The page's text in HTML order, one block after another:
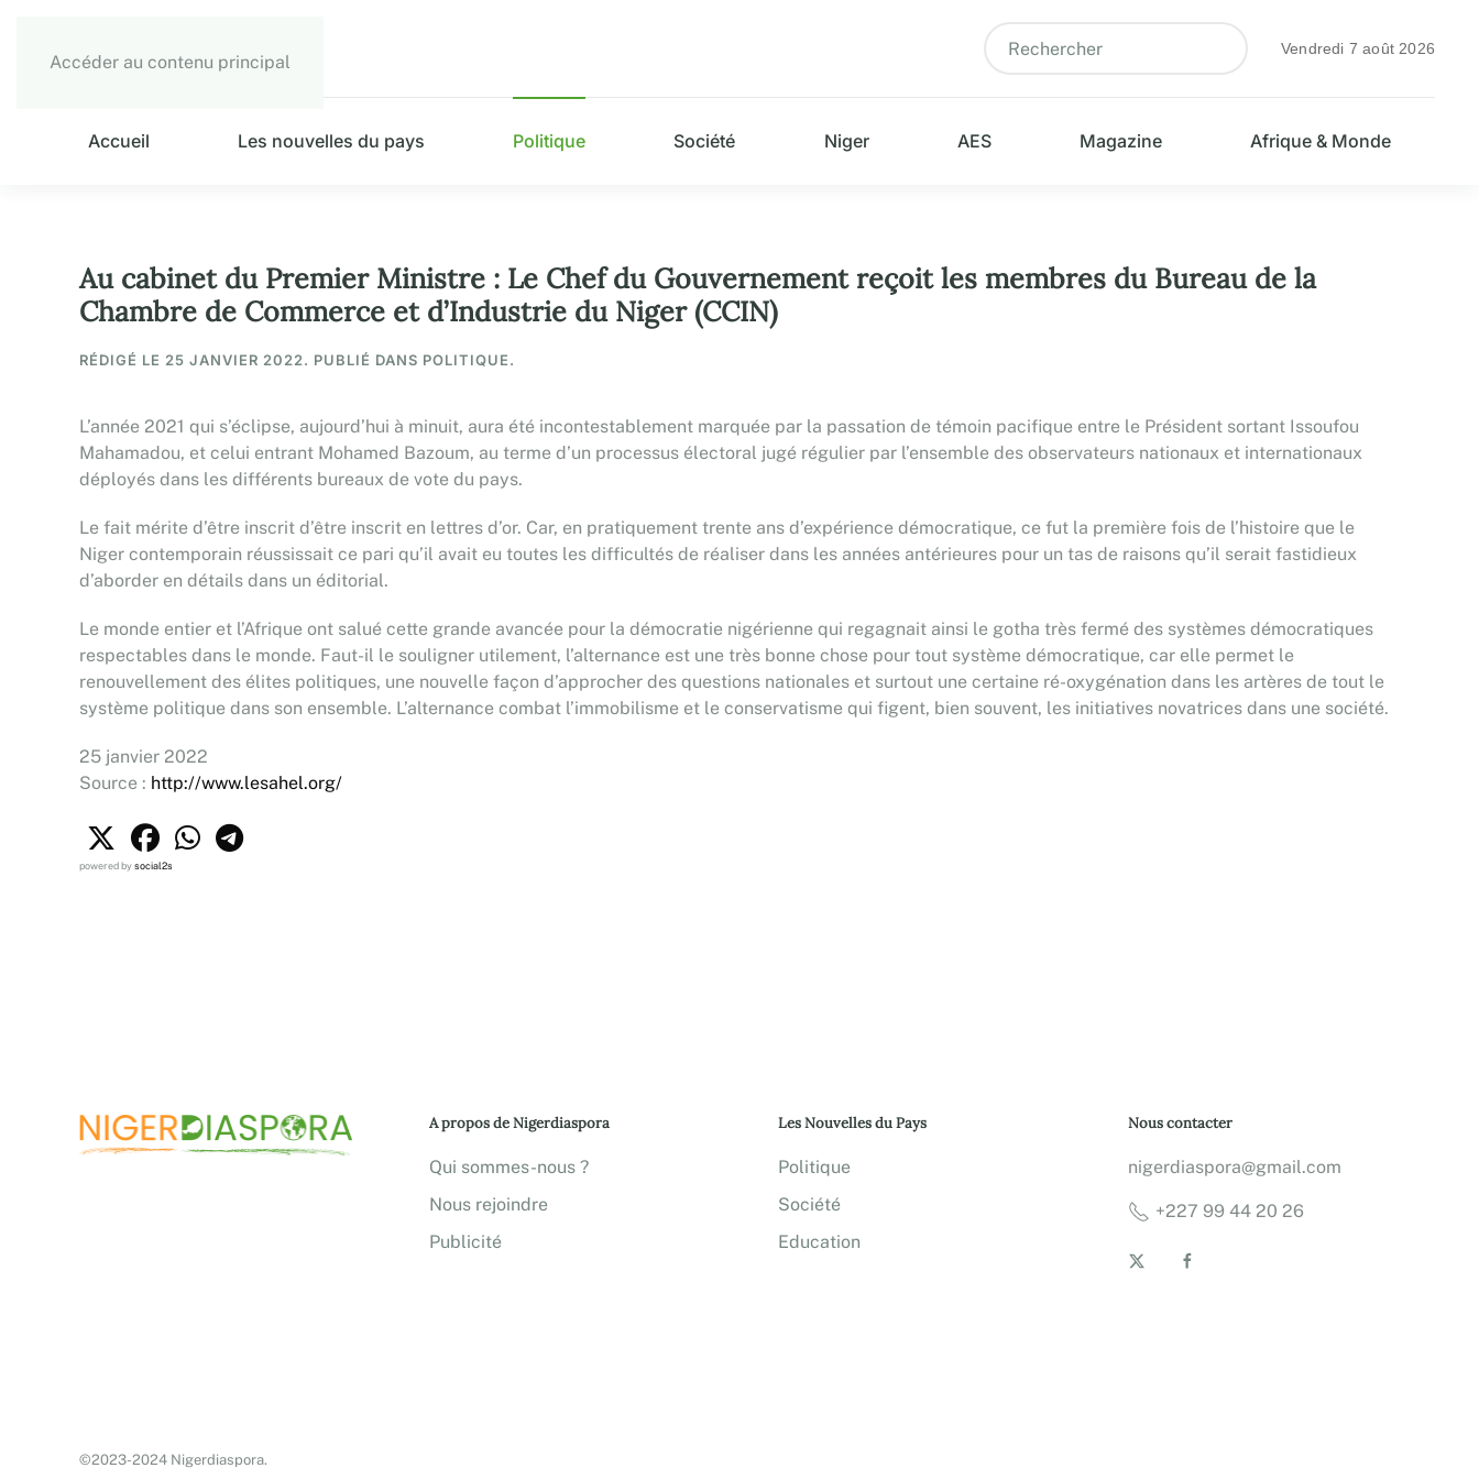
Accéder au contenu principal
Vendredi 7 août 2026
Accueil Les nouvelles du pays Politique Société Niger AES Magazine Afrique & Monde
Au cabinet du Premier Ministre : Le Chef du Gouvernement reçoit les membres du Bureau de la
Chambre de Commerce et d’Industrie du Niger (CCIN)
RÉDIGÉ LE 25 JANVIER 2022. PUBLIÉ DANS POLITIQUE.
L’année 2021 qui s’éclipse, aujourd’hui à minuit, aura été incontestablement marquée par la passation de témoin pacifique entre le Président sortant Issoufou
Mahamadou, et celui entrant Mohamed Bazoum, au terme d’un processus électoral jugé régulier par l’ensemble des observateurs nationaux et internationaux
déployés dans les différents bureaux de vote du pays.
Le fait mérite d’être inscrit d’être inscrit en lettres d’or. Car, en pratiquement trente ans d’expérience démocratique, ce fut la première fois de l’histoire que le
Niger contemporain réussissait ce pari qu’il avait eu toutes les difficultés de réaliser dans les années antérieures pour un tas de raisons qu’il serait fastidieux
d’aborder en détails dans un éditorial.
Le monde entier et l’Afrique ont salué cette grande avancée pour la démocratie nigérienne qui regagnait ainsi le gotha très fermé des systèmes démocratiques
respectables dans le monde. Faut-il le souligner utilement, l’alternance est une très bonne chose pour tout système démocratique, car elle permet le
renouvellement des élites politiques, une nouvelle façon d’approcher des questions nationales et surtout une certaine ré-oxygénation dans les artères de tout le
système politique dans son ensemble. L’alternance combat l’immobilisme et le conservatisme qui figent, bien souvent, les initiatives novatrices dans une société.
25 janvier 2022
Source : http://www.lesahel.org/
powered bysocial2s
A propos de Nigerdiaspora
Qui sommes-nous ?
Nous rejoindre
Publicité
Les Nouvelles du Pays
Politique
Société
Education
Nous contacter
nigerdiaspora@gmail.com
+227 99 44 20 26
©2023-2024 Nigerdiaspora.